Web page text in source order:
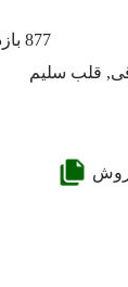
877 بازدید
, قلب سلیم